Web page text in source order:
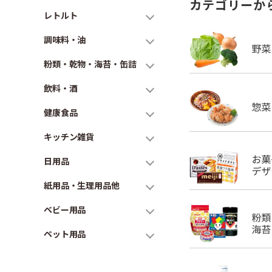
レトルト
調味料・油
粉類・乾物・海苔・缶詰
飲料・酒
健康食品
キッチン雑貨
日用品
紙用品・生理用品他
ベビー用品
ペット用品
カテゴリーか